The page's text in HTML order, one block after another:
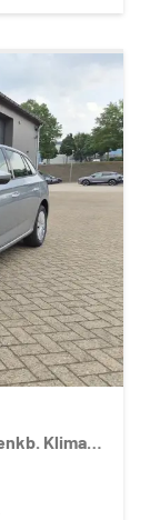
1.0 TSI 115PS DSG Selection AHK schwenkb. Klimaautomatik Sitzheizung PDC Rückf.Kamera Apple CarPlay Android Auto